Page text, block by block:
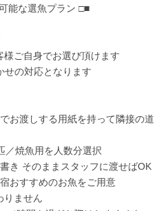
能な選魚プラン □■
ご自身でお選び頂けます
の対応となります
お渡しする用紙を持って隣接の道
／焼魚用を人数分選択
き そのままスタッフに渡せばOK
おすすめのお魚をご用意
りません